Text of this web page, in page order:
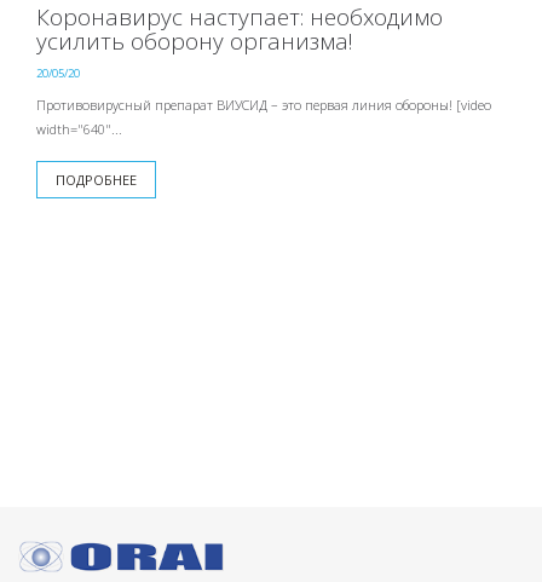
Коронавирус наступает: необходимо
усилить оборону организма!
20/05/20
Противовирусный препарат ВИУСИД – это первая линия обороны! [video
width="640"...
ПОДРОБНЕЕ